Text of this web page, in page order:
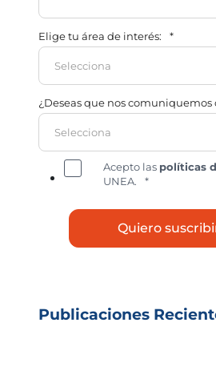
Elige tu área de interés: *
¿Deseas que nos comuniquemos
Acepto las políticas
UNEA.
*
Publicaciones